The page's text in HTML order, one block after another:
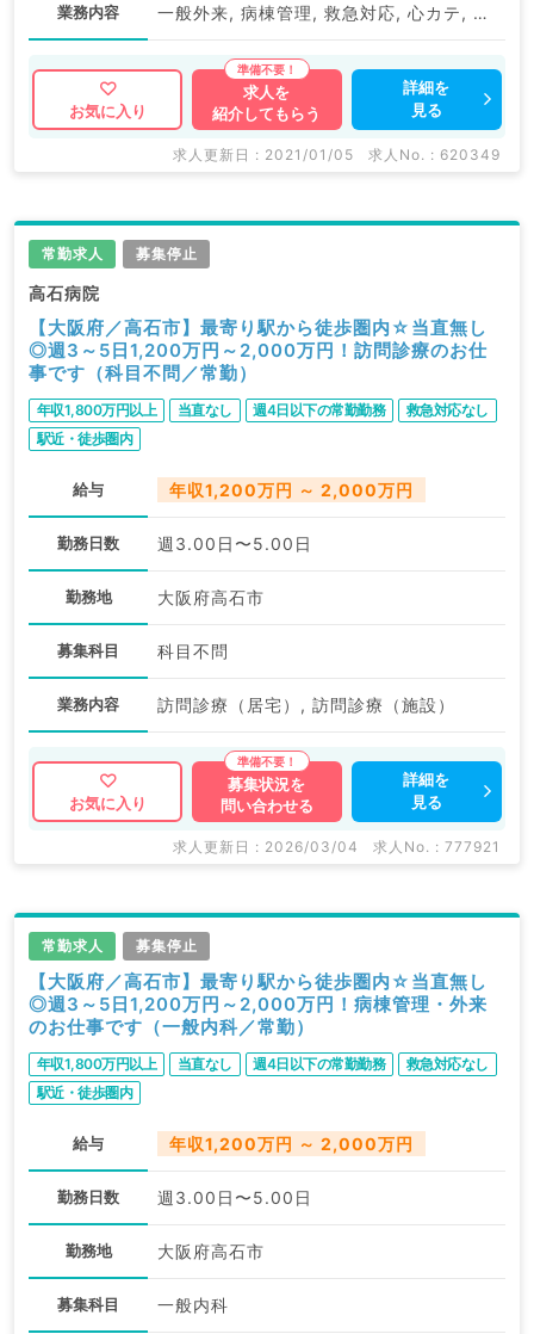
業務内容 一般外来, 病棟管理, 救急対応, 心カテ, その他
お気に入り
求人を
紹介してもらう
詳細を
見る
求人更新日 : 2021/01/05 求人No. : 620349
常勤求人 募集停止
高石病院
【大阪府／高石市】最寄り駅から徒歩圏内☆当直無し
◎週3～5日1,200万円～2,000万円！訪問診療のお仕
事です（科目不問／常勤）
年収1,800万円以上 当直なし 週4日以下の常勤勤務
救急対応なし
駅近・徒歩圏内
給与 年収1,200万円 ～ 2,000万円
勤務日数 週3.00日〜5.00日
勤務地 大阪府高石市
募集科目 科目不問
業務内容 訪問診療（居宅）, 訪問診療（施設）
お気に入り
募集状況を
問い合わせる
詳細を
見る
求人更新日 : 2026/03/04 求人No. : 777921
常勤求人 募集停止
【大阪府／高石市】最寄り駅から徒歩圏内☆当直無し
◎週3～5日1,200万円～2,000万円！病棟管理・外来
のお仕事です（一般内科／常勤）
年収1,800万円以上 当直なし 週4日以下の常勤勤務
救急対応なし
駅近・徒歩圏内
給与 年収1,200万円 ～ 2,000万円
勤務日数 週3.00日〜5.00日
勤務地 大阪府高石市
募集科目 一般内科